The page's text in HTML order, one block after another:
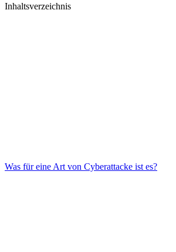
Inhaltsverzeichnis
Was für eine Art von Cyberattacke ist es?